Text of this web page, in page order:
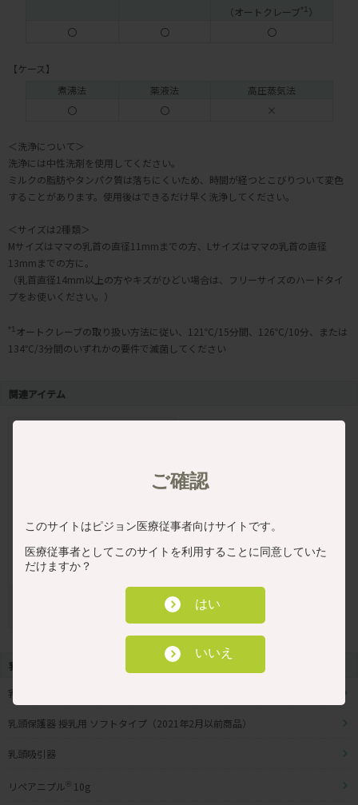
（オートクレーブ*1 ）
〇
〇 〇
【ケース】
煮沸法
薬液法
高圧蒸気法
〇
〇 ×
＜洗浄について＞
洗浄には中性洗剤を使用してください。
ミルクの脂肪やタンパク質は落ちにくいため、時間が経つとこびりついて変色
することがあります。使用後はできるだけ早く洗浄してください。
＜サイズは2種類＞
Mサイズはママの乳首の直径11mmまでの方、Lサイズはママの乳首の直径
13mmまでの方に。
（乳首直径14mm以上の方やキズがひどい場合は、フリーサイズのハードタイ
プをお使いください。）
*1 オートクレーブの取り扱い方法に従い、121℃/15分間、126℃/10分、または
134℃/3分間のいずれかの要件で滅菌してください
関連アイテム
乳房ケア
乳頭保護器 ソフトタイプ
乳頭保護器 授乳用 ソフトタイプ（2021年2月以前商品）
乳頭吸引器
リペアニプル ® 10g
ご確認
このサイトはピジョン医療従事者向けサイトです。
医療従事者としてこのサイトを利用することに同意していた
だけますか？
はい
いいえ